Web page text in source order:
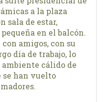
a la plaza
sala de estar,
en el balcón.
amigos, con su
día de trabajo, lo
cálido de
se han vuelto